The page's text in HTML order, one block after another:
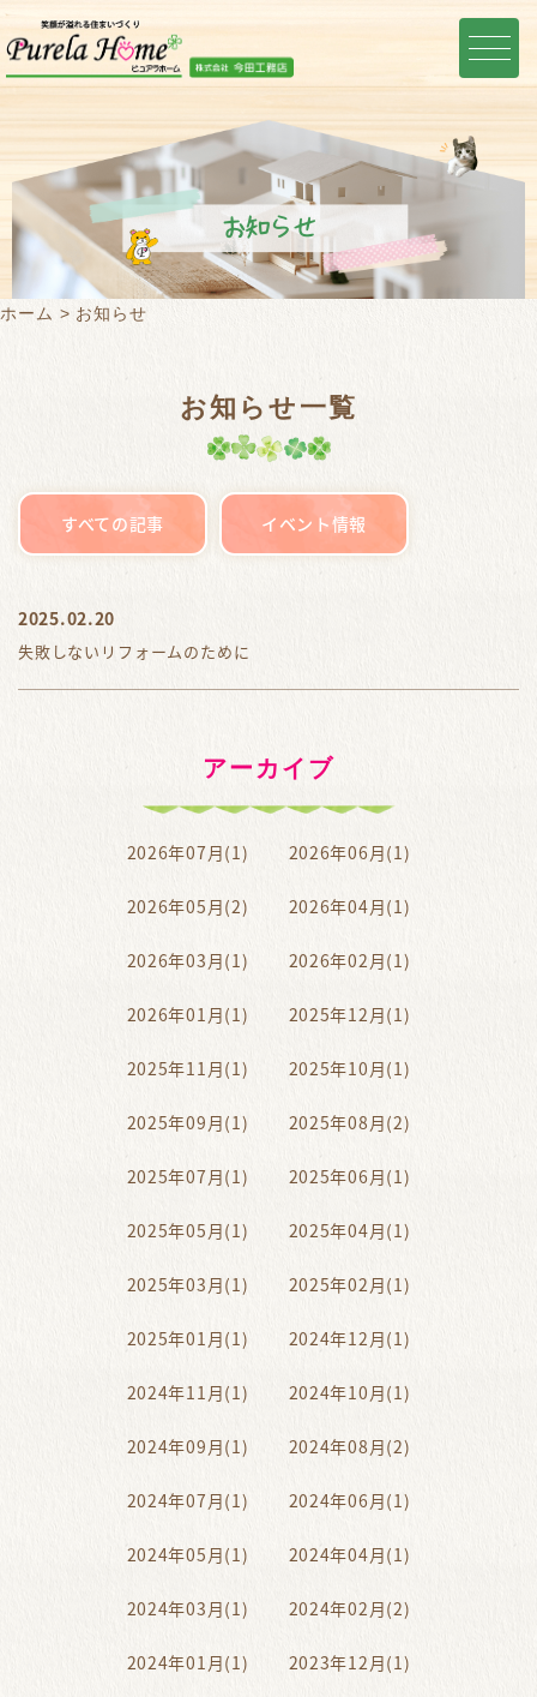
お知らせ
ホーム お知らせ
お知らせ一覧
すべての記事 イベント情報
2025.02.20
失敗しないリフォームのために
アーカイブ
2026年07月(1) 2026年06月(1)
2026年05月(2) 2026年04月(1)
2026年03月(1) 2026年02月(1)
2026年01月(1) 2025年12月(1)
2025年11月(1) 2025年10月(1)
2025年09月(1) 2025年08月(2)
2025年07月(1) 2025年06月(1)
2025年05月(1) 2025年04月(1)
2025年03月(1) 2025年02月(1)
2025年01月(1) 2024年12月(1)
2024年11月(1) 2024年10月(1)
2024年09月(1) 2024年08月(2)
2024年07月(1) 2024年06月(1)
2024年05月(1) 2024年04月(1)
2024年03月(1) 2024年02月(2)
2024年01月(1) 2023年12月(1)